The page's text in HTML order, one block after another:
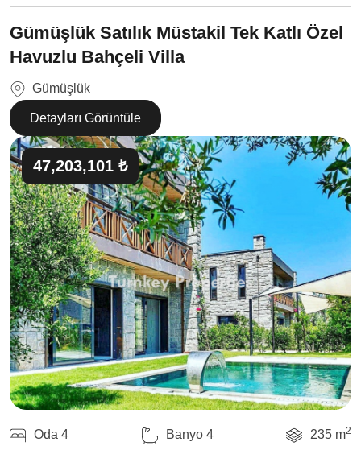
Gümüşlük Satılık Müstakil Tek Katlı Özel
Havuzlu Bahçeli Villa
Gümüşlük
Detayları Görüntüle
47,203,101 ₺
Oda 4 Banyo 4 235 m2